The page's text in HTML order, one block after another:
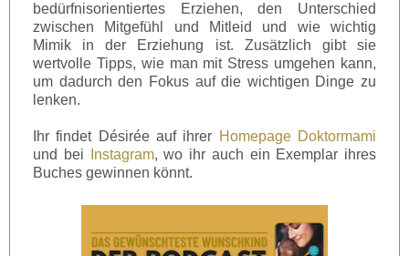
bedürfnisorientiertes Erziehen, den Unterschied
zwischen Mitgefühl und Mitleid und wie wichtig
Mimik in der Erziehung ist. Zusätzlich gibt sie
wertvolle Tipps, wie man mit Stress umgehen kann,
um dadurch den Fokus auf die wichtigen Dinge zu
lenken.
Ihr findet Désirée auf ihrer Homepage Doktormami
und bei
Instagram, wo ihr auch ein Exemplar ihres
Buches gewinnen könnt.